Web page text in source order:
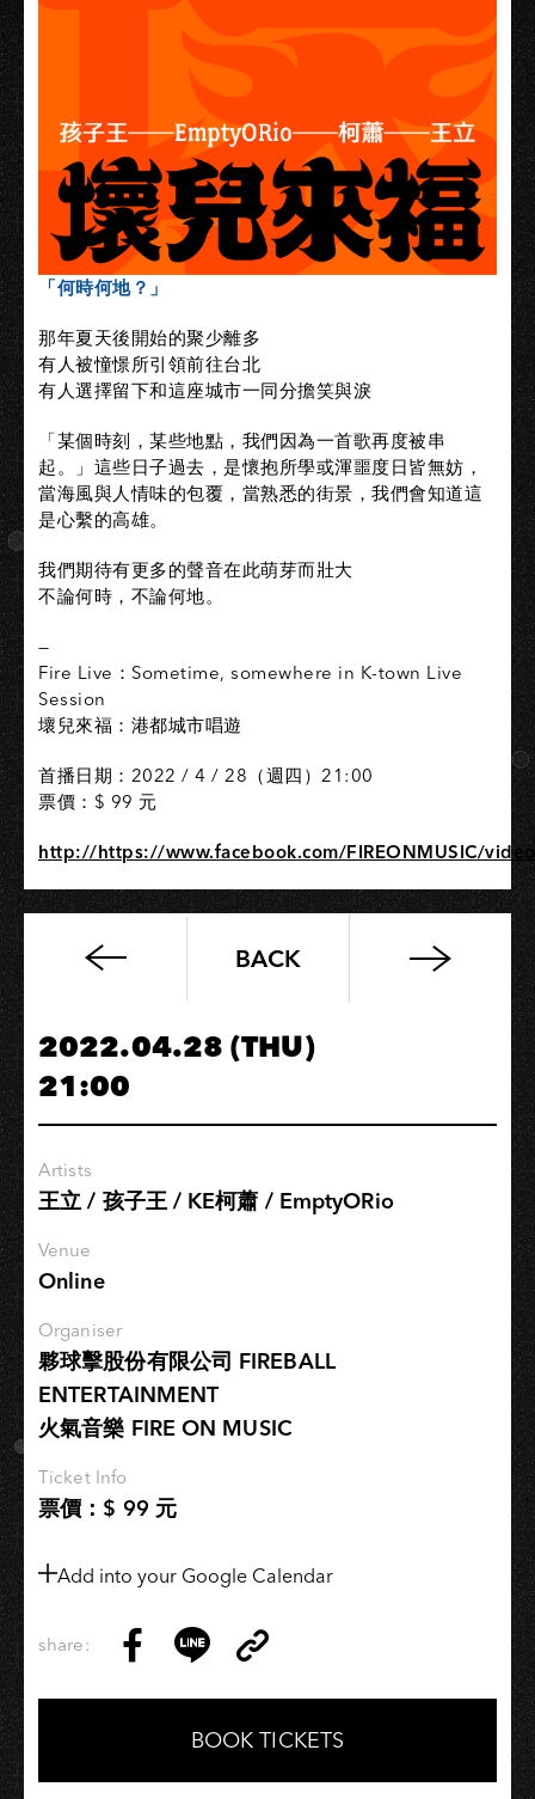
「何時何地？」
那年夏天後開始的聚少離多
有人被憧憬所引領前往台北
有人選擇留下和這座城市一同分擔笑與淚
「某個時刻，某些地點，我們因為一首歌再度被串
起。」 這些日子過去，是懷抱所學或渾噩度日皆無妨，
當海風與人情味的包覆，當熟悉的街景， 我們會知道這
是心繫的高雄。
我們期待有更多的聲音在此萌芽而壯大
不論何時，不論何地。
—
Fire Live：Sometime, somewhere in K-town Live
Session
壞兒來福：港都城市唱遊
首播日期：2022 / 4 / 28（週四）21:00
票價：$ 99 元
http://https://www.facebook.com/FIREONMUSIC/
【原
2022
巡
迴
演
【關
BACK
2022.04.28 (THU)
21:00
Artists
王立 / 孩子王 / KE柯蕭 / EmptyORio
Venue
Online
Organiser
夥球擊股份有限公司 FIREBALL
ENTERTAINMENT
火氣音樂 FIRE ON MUSIC
Ticket Info
票價：$ 99 元
Add into your Google Calendar
share:
on
Facebook
on
LINE
Link
Copy
BOOK TICKETS